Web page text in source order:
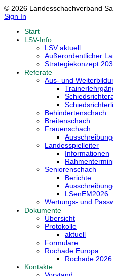
© 2026 Landesschachverband
Sign In
Start
LSV-Info
LSV aktuell
Außerordentlicher
Strategiekonzept
Referate
Aus- und
Behindertenschach
Breitenschach
Frauenschach
Landesspielleiter
Informationen
Seniorenschach
Berichte
LSenEM2026
Wertungs- und
Dokumente
Übersicht
Protokolle
aktuell
Formulare
Rochade Europa
Rochade 2026
Kontakte